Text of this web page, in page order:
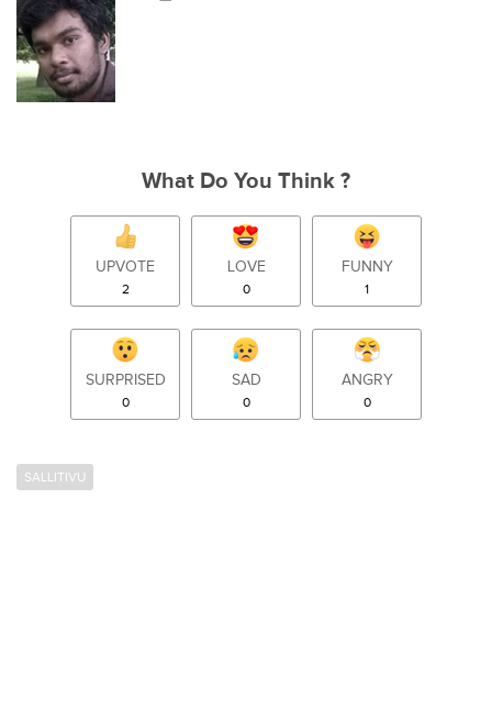
What Do You Think ?
UPVOTE
2
LOVE
0
FUNNY
1
SURPRISED
0
SAD
0
ANGRY
0
SALLITIVU